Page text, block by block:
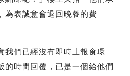
為表誠意會退回晚餐的費
我們已經沒有即時上報食環
的時間回覆，已是一個給他們